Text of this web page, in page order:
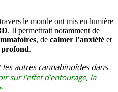
le monde ont mis en lumière
. Il permettrait notamment de
, de calmer l’anxiété et
profond.
autres cannabinoïdes dans
sur l’effet d’entourage, la